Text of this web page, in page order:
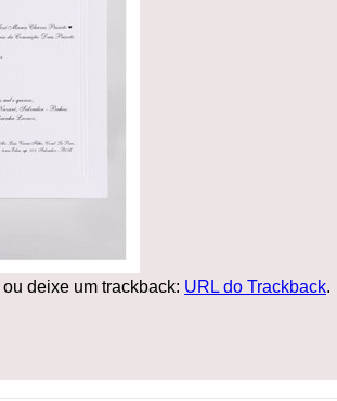
ou deixe um trackback: URL do Trackback.